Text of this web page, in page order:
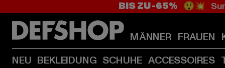
BIS ZU -65% 😲💥
MÄNNER FRAUEN
NEU BEKLEIDUNG SCHUHE ACCESSOIRES